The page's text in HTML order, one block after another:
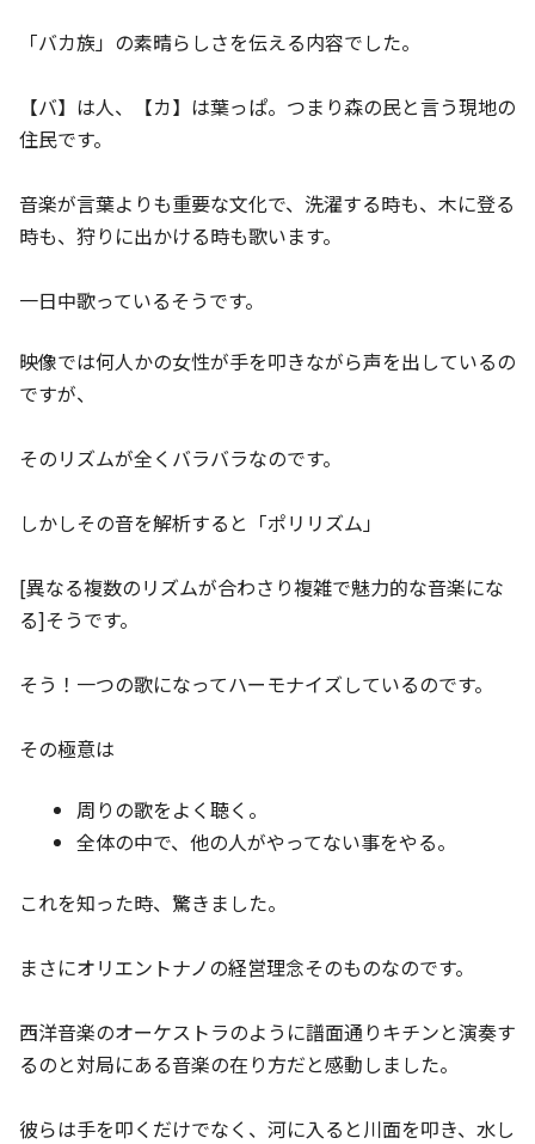
「バカ族」の素晴らしさを伝える内容でした。
【バ】は人、【カ】は葉っぱ。つまり森の民と言う現地の
住民です。
音楽が言葉よりも重要な文化で、洗濯する時も、木に登る
時も、狩りに出かける時も歌います。
一日中歌っているそうです。
映像では何人かの女性が手を叩きながら声を出しているの
ですが、
そのリズムが全くバラバラなのです。
しかしその音を解析すると「ポリリズム」
[異なる複数のリズムが合わさり複雑で魅力的な音楽にな
る]そうです。
そう！一つの歌になってハーモナイズしているのです。
その極意は
周りの歌をよく聴く。
全体の中で、他の人がやってない事をやる。
これを知った時、驚きました。
まさにオリエントナノの経営理念そのものなのです。
西洋音楽のオーケストラのように譜面通りキチンと演奏す
るのと対局にある音楽の在り方だと感動しました。
彼らは手を叩くだけでなく、河に入ると川面を叩き、水し